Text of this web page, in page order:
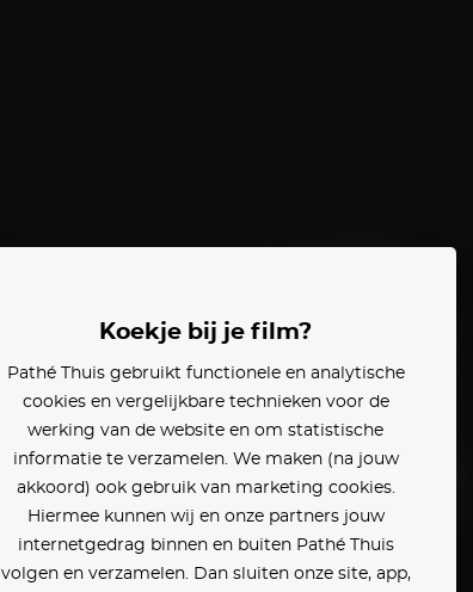
Koekje bij je film?
Pathé Thuis gebruikt functionele en analytische
cookies en vergelijkbare technieken voor de
werking van de website en om statistische
informatie te verzamelen. We maken (na jouw
akkoord) ook gebruik van marketing cookies.
Hiermee kunnen wij en onze partners jouw
internetgedrag binnen en buiten Pathé Thuis
volgen en verzamelen. Dan sluiten onze site, app,